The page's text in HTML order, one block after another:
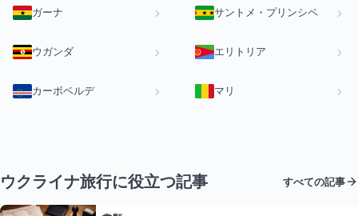
ガーナ サントメ・プリンシペ
ウガンダ エリトリア
カーボベルデ マリ
ウクライナ旅行に役立つ記事 すべての記事